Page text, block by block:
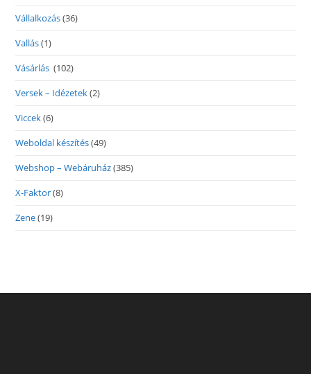
Vállalkozás(36)
Vallás(1)
Vásárlás (102)
Versek – Idézetek(2)
Viccek(6)
Weboldal készítés(49)
Webshop – Webáruház(385)
X-Faktor(8)
Zene(19)